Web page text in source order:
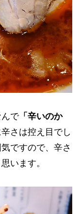
で「辛いのか
さは控え目でし
ですので、辛さ
います。